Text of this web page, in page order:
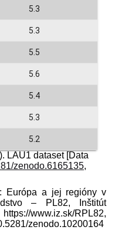
5.3
5.3
5.5
5.6
5.4
5.3
5.2
LAU1 dataset [Data
zenodo.6165135,
Európa a jej regióny v
– PL82, Inštitút
www.iz.sk/​RPL82,
zenodo.10200164